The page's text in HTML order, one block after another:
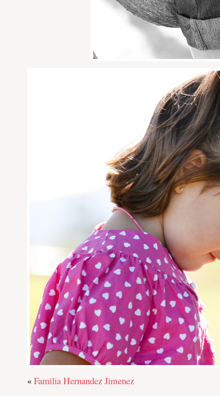
« Familia Hernandez Jimenez